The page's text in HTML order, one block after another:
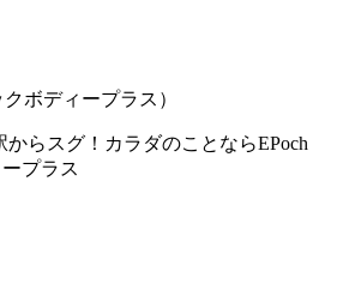
ボディープラス）
からスグ！カラダのことならEPoch
プラス